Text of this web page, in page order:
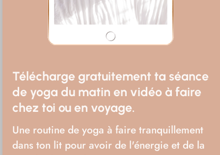
étoilée. Cerise sur le gâteau, se nourrir de
langoustes géantes fraîchement pêchées et
cuites au barbecue sur notre embarcation. Pour
m’intéresse!
Télécharge gratuitement ta séance
de yoga du matin en vidéo à faire
chez toi ou en voyage.
Une routine de yoga à faire tranquillement
dans ton lit pour avoir de l'énergie et de la